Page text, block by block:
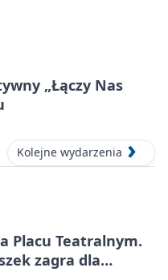
„Łączy Nas
Kolejne wydarzenia
Placu Teatralnym.
zagra dla